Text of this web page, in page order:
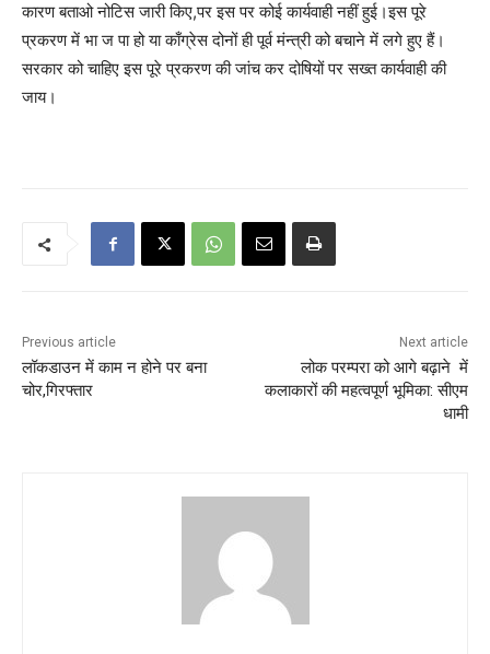
कारण बताओ नोटिस जारी किए,पर इस पर कोई कार्यवाही नहीं हुई।इस पूरे
प्रकरण में भा ज पा हो या काँग्रेस दोनों ही पूर्व मंन्त्री को बचाने में लगे हुए हैं।
सरकार को चाहिए इस पूरे प्रकरण की जांच कर दोषियों पर सख्त कार्यवाही की
जाय।
Previous article
लॉकडाउन में काम न होने पर बना
चोर,गिरफ्तार
Next article
लोक परम्परा को आगे बढ़ाने में
कलाकारों की महत्वपूर्ण भूमिका: सीएम
धामी